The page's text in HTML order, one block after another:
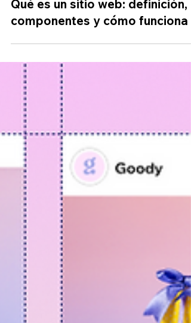
Qué es un sitio web: definición,
componentes y cómo funciona